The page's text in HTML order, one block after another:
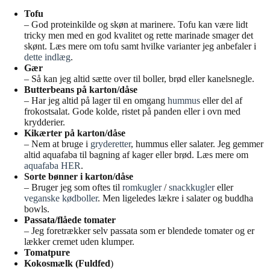
Tofu
– God proteinkilde og skøn at marinere. Tofu kan være lidt
tricky men med en god kvalitet og rette marinade smager det
skønt. Læs mere om tofu samt hvilke varianter jeg anbefaler i
dette indlæg.
Gær
– Så kan jeg altid sætte over til boller, brød eller kanelsnegle.
Butterbeans på karton/dåse
– Har jeg altid på lager til en omgang hummus eller del af
frokostsalat. Gode kolde, ristet på panden eller i ovn med
krydderier.
Kikærter på karton/dåse
– Nem at bruge i gryderetter, hummus eller salater. Jeg gemmer
altid aquafaba til bagning af kager eller brød. Læs mere om
aquafaba HER.
Sorte bønner i karton/dåse
– Bruger jeg som oftes til romkugler/snackkuglereller
veganske kødboller. Men ligeledes lækre i salater og buddha
bowls.
Passata/flåede tomater
– Jeg foretrækker selv passata som er blendede tomater og er
lækker cremet uden klumper.
Tomatpure
Kokosmælk (Fuldfed)